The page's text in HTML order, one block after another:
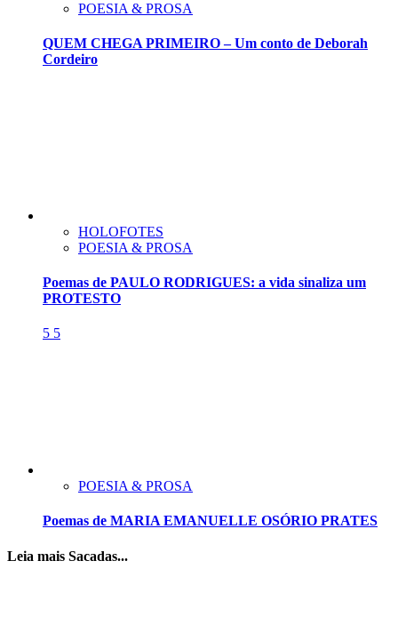
POESIA & PROSA
QUEM CHEGA PRIMEIRO – Um conto de Deborah
Cordeiro
HOLOFOTES
POESIA & PROSA
Poemas de PAULO RODRIGUES: a vida sinaliza um
PROTESTO
5 5
POESIA & PROSA
Poemas de MARIA EMANUELLE OSÓRIO PRATES
Leia mais Sacadas...